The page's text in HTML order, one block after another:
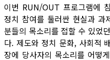
이번 RUN/OUT 프로그램에
정치 참여를 둘러싼 현실과 과
분들의 목소리를 접할 수 있었
다. 제도와 정치 문화, 사회적
장에 당사자의 목소리를 어떻